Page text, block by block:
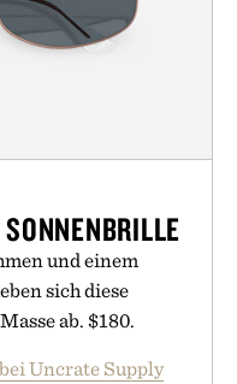
und einem
sich diese
ab. $180.
Uncrate Supply